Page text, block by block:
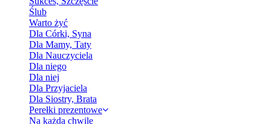
Ślub
Warto żyć
Dla Córki, Syna
Dla Mamy, Taty
Dla Nauczyciela
Dla niego
Dla niej
Dla Przyjaciela
Dla Siostry, Brata
Perełki prezentowe
Na każdą chwilę